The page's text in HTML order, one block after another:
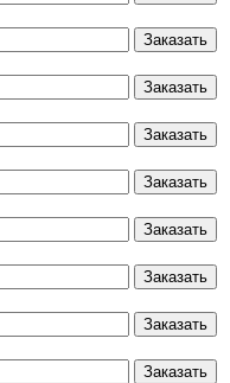
Заказать
Заказать
Заказать
Заказать
Заказать
Заказать
Заказать
Заказать